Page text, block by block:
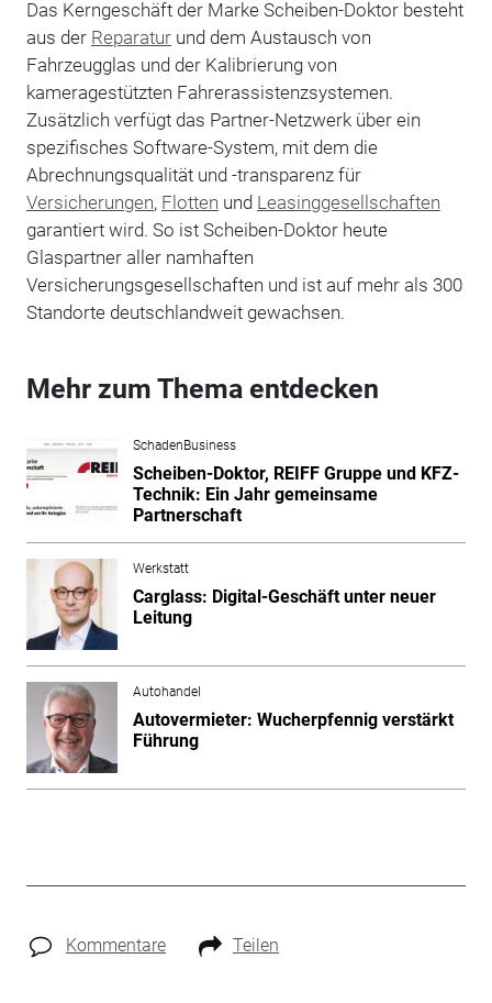
Das Kerngeschäft der Marke Scheiben-Doktor besteht
aus der Reparaturund dem Austausch von
Fahrzeugglas und der Kalibrierung von
kameragestützten Fahrerassistenzsystemen.
Zusätzlich verfügt das Partner-Netzwerk über ein
spezifisches Software-System, mit dem die
Abrechnungsqualität und -transparenz für
Versicherungen, Flotten und Leasinggesellschaften
garantiert wird. So ist Scheiben-Doktor heute
Glaspartner aller namhaften
Versicherungsgesellschaften und ist auf mehr als 300
Standorte deutschlandweit gewachsen.
Mehr zum Thema entdecken
SchadenBusiness
Scheiben-Doktor, REIFF Gruppe und KFZ-
Technik: Ein Jahr gemeinsame
Partnerschaft
Werkstatt
Carglass: Digital-Geschäft unter neuer
Leitung
Autohandel
Autovermieter: Wucherpfennig verstärkt
Führung
Kommentare Teilen